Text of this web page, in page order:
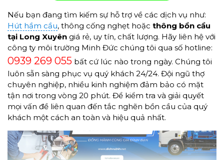
Nếu bạn đang tìm kiếm sự hỗ trợ về các dịch vụ như:
Hút hầm cầu, thông cống nghẹt hoặc thông bồn cầu
tại Long Xuyên giá rẻ, uy tín, chất lượng. Hãy liên hệ với
công ty môi trường Minh Đức chúng tôi qua số hotline:
0939 269 055 bất cứ lúc nào trong ngày. Chúng tôi
luôn sẵn sàng phục vụ quý khách 24/24. Đội ngũ thợ
chuyên nghiệp, nhiều kinh nghiệm đảm bảo có mặt
tận nơi trong vòng 20 phút. Để kiểm tra và giải quyết
mọi vấn đề liên quan đến tắc nghẽn bồn cầu của quý
khách một cách an toàn và hiệu quả nhất.